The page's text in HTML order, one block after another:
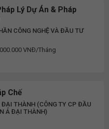
Lý Dự Án & Pháp
CÔNG NGHỆ VÀ ĐẦU TƯ
VNĐ/Tháng
Chế
THÀNH (CÔNG TY CP ĐẦU
Á ĐẠI THÀNH)